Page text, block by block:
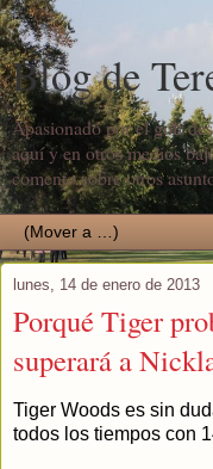
Blog de
Apasionado por el golf
aquí y en otros medios
comento sobre otros
lunes, 14 de enero de 2013
Porqué Tiger
superará a
Tiger Woods es sin
todos los tiempos con